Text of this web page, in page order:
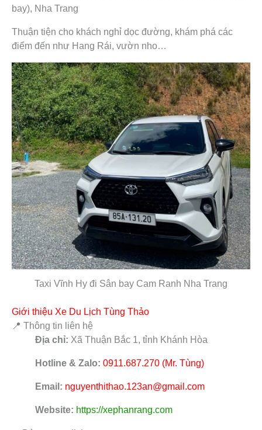
bay), Nha Trang
Thuận tiện cho khách nghỉ dọc đường, khám phá các
điểm đến như Hang Rái, vườn nho…
Taxi Vĩnh Hy đi Sân bay Cam Ranh Nha Trang
Giới thiệu Xe Du Lịch Tùng Thảo
📍 Thông tin liên hệ
Địa chỉ: Xã Thuận Bắc 1, tỉnh Khánh Hòa
Hotline & Zalo: 0911.687.270 (Mr. Tùng)
Email: nguyenthithao.123an@gmail.com
Website: https://xephanrang.com